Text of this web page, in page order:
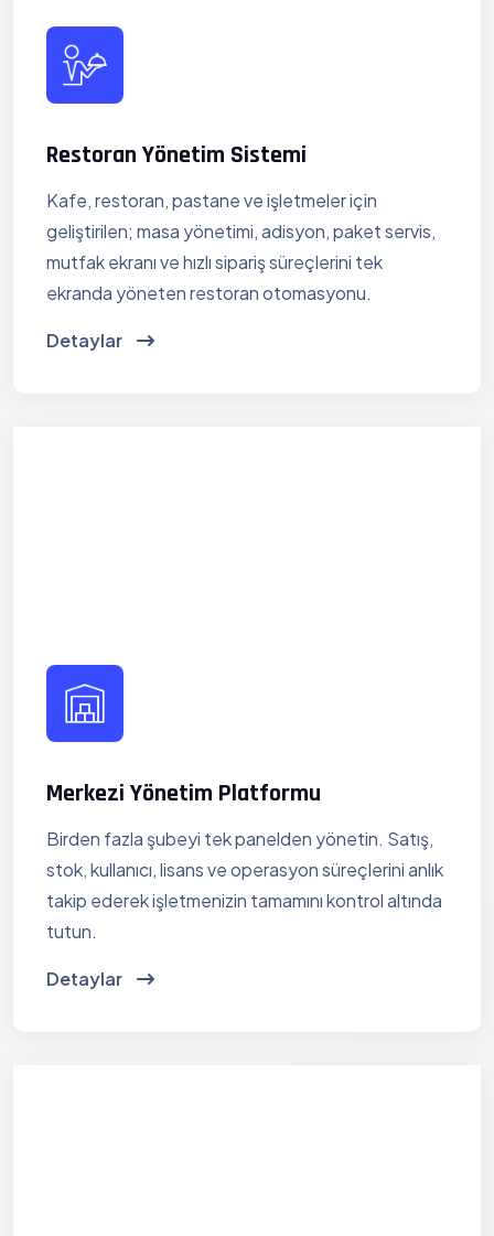
Restoran Yönetim Sistemi
Kafe, restoran, pastane ve işletmeler için
geliştirilen; masa yönetimi, adisyon, paket servis,
mutfak ekranı ve hızlı sipariş süreçlerini tek
ekranda yöneten restoran otomasyonu.
Detaylar
Merkezi Yönetim Platformu
Birden fazla şubeyi tek panelden yönetin. Satış,
stok, kullanıcı, lisans ve operasyon süreçlerini anlık
takip ederek işletmenizin tamamını kontrol altında
tutun.
Detaylar